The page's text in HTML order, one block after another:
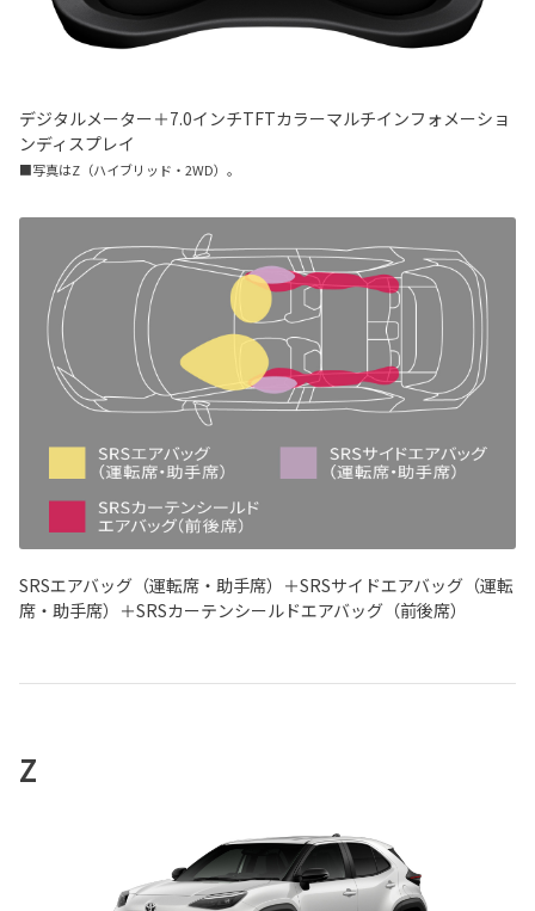
デジタルメーター＋7.0インチTFTカラーマルチインフォメーショ
ンディスプレイ
■写真はZ（ハイブリッド・2WD）。
SRSエアバッグ（運転席・助手席）＋SRSサイドエアバッグ（運転
席・助手席）＋SRSカーテンシールドエアバッグ（前後席）
Z